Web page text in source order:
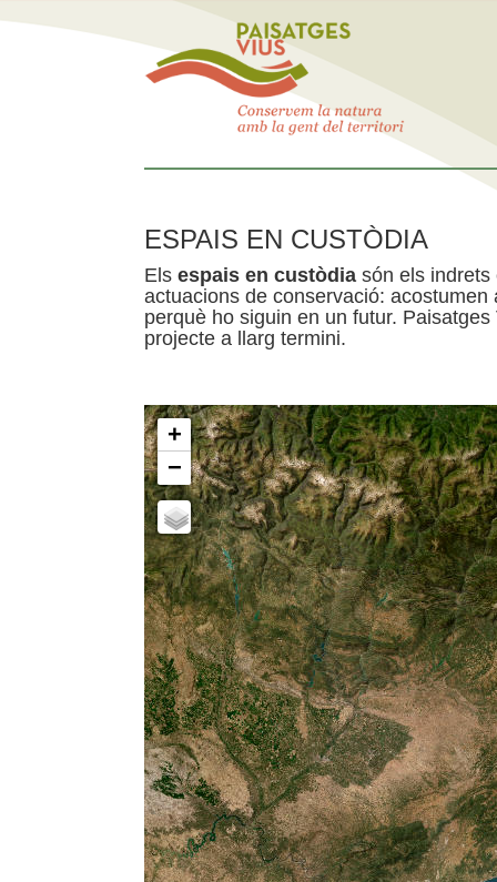
ESPAIS EN CUSTÒDIA
Els espais en custòdia són els indrets
actuacions de conservació:
perquè ho siguin en un futur.
projecte a llarg termini.
+
−